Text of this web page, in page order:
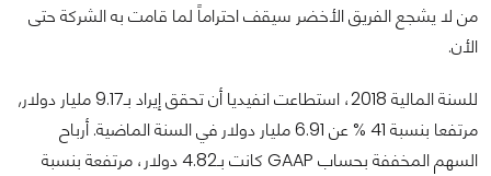
من لا يشجع الفريق الأخضر سيقف احتراماً لما قامت به الشركة حتى
الأن.
للسنة المالية 2018، استطاعت انفيديا أن تحقق إيراد بـ9.17 مليار دولار,
مرتفعا بنسبة 41 % عن 6.91 مليار دولار في السنة الماضية. أرباح
السهم المخففة بحساب GAAP كانت بـ4.82 دولار، مرتفعة بنسبة